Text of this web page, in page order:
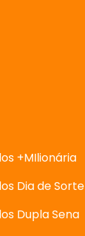
+MIlionária
Dia de Sorte
Dupla Sena